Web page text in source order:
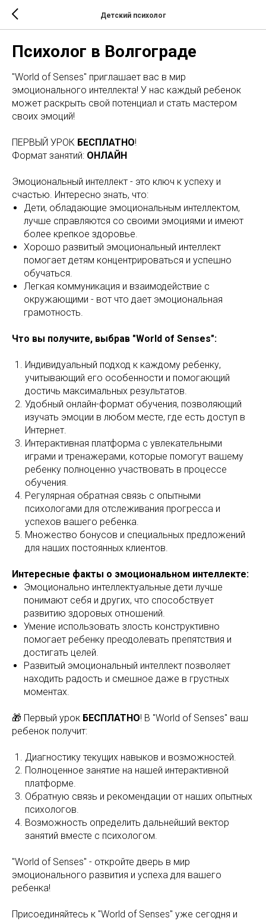
Детский психолог
Психолог в Волгограде
"World of Senses" приглашает вас в мир
эмоционального интеллекта! У нас каждый ребенок
может раскрыть свой потенциал и стать мастером
своих эмоций!
ПЕРВЫЙ УРОК БЕСПЛАТНО!
Формат занятий: ОНЛАЙН
Эмоциональный интеллект - это ключ к успеху и
счастью. Интересно знать, что:
Дети, обладающие эмоциональным интеллектом,
лучше справляются со своими эмоциями и имеют
более крепкое здоровье.
Хорошо развитый эмоциональный интеллект
помогает детям концентрироваться и успешно
обучаться.
Легкая коммуникация и взаимодействие с
окружающими - вот что дает эмоциональная
грамотность.
Что вы получите, выбрав "World of Senses":
Индивидуальный подход к каждому ребенку,
учитывающий его особенности и помогающий
достичь максимальных результатов.
Удобный онлайн-формат обучения, позволяющий
изучать эмоции в любом месте, где есть доступ в
Интернет.
Интерактивная платформа с увлекательными
играми и тренажерами, которые помогут вашему
ребенку полноценно участвовать в процессе
обучения.
Регулярная обратная связь с опытными
психологами для отслеживания прогресса и
успехов вашего ребенка.
Множество бонусов и специальных предложений
для наших постоянных клиентов.
Интересные факты о эмоциональном интеллекте:
Эмоционально интеллектуальные дети лучше
понимают себя и других, что способствует
развитию здоровых отношений.
Умение использовать злость конструктивно
помогает ребенку преодолевать препятствия и
достигать целей.
Развитый эмоциональный интеллект позволяет
находить радость и смешное даже в грустных
моментах.
🎁 Первый урок БЕСПЛАТНО! В "World of Senses" ваш
ребенок получит:
Диагностику текущих навыков и возможностей.
Полноценное занятие на нашей интерактивной
платформе.
Обратную связь и рекомендации от наших опытных
психологов.
Возможность определить дальнейший вектор
занятий вместе с психологом.
"World of Senses" - откройте дверь в мир
эмоционального развития и успеха для вашего
ребенка!
Присоединяйтесь к "World of Senses" уже сегодня и